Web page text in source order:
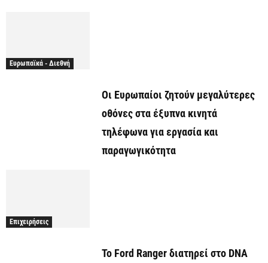
Ευρωπαϊκά - Διεθνή
Οι Ευρωπαίοι ζητούν μεγαλύτερες
οθόνες στα έξυπνα κινητά
τηλέφωνα για εργασία και
παραγωγικότητα
Επιχειρήσεις
Το Ford Ranger διατηρεί στο DNA